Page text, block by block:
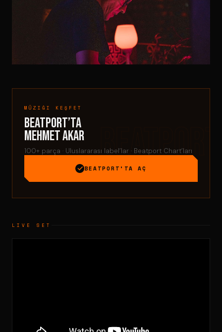
MÜZIĞI KEŞFET
Beatport’ta
Mehmet Akar
100+ parça · Uluslararası label’lar · Beatport Chart’ları
BEATPORT’TA AÇ
LIVE SET